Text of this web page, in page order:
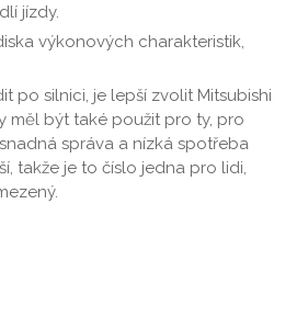
jízdy.
výkonových charakteristik,
po silnici, je lepší zvolit Mitsubishi
měl být také použit pro ty, pro
správa a nízká spotřeba
takže je to číslo jedna pro lidi,